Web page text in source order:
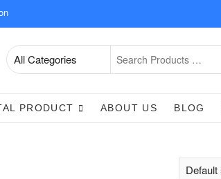
PRODUCT ABOUT US BLOG